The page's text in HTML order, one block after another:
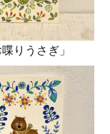
喋りうさぎ」